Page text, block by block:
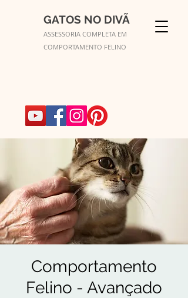
GATOS NO DIVÃ
ASSESSORIA COMPLETA EM
COMPORTAMENTO FELINO
Comportamento
Felino - Avançado